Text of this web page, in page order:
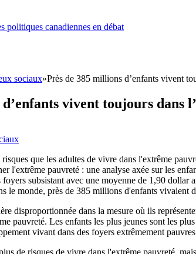
politiques canadiennes en débat
sociaux»Près de 385 millions d’enfants vivent
vivent toujours dans
que les adultes de vivre dans l'extrême
l'extrême pauvreté : une analyse axée sur les
subsistant avec une moyenne de 1,90
le monde, près de 385 millions d'enfants vivaient
disproportionnée dans la mesure où ils
pauvreté. Les enfants les plus jeunes sont les
vivant dans des foyers extrêmement